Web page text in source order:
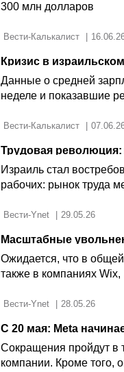
300 млн долларов
Кризис в
Данные о средней
неделе и показавшие
Израиль стал
рабочих: рынок труда
29.05.26
Масштабные
Ожидается, что в
также в компаниях
28.05.26
С 20 мая: Meta
Сокращения пройдут в
компании. Кроме того,